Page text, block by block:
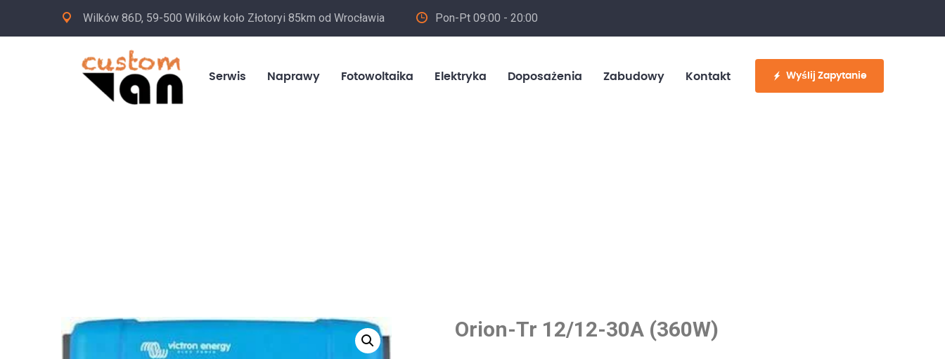
Wilków 86D, 59-500 Wilków koło Złotoryi 85km od Wrocławia Pon-Pt 09:00 - 20:00
530 886 214
Serwis Naprawy Fotowoltaika Elektryka Doposażenia Zabudowy Kontakt Wyślij Zapytanie
Orion-Tr 12/12-30A (360W)